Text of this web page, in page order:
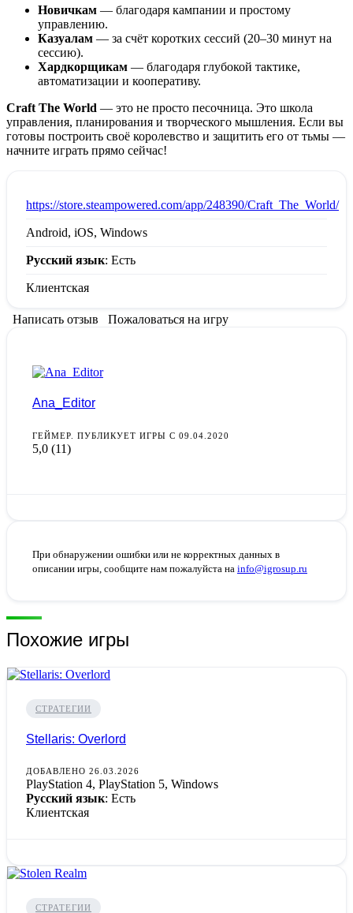
Новичкам — благодаря кампании и простому
управлению.
Казуалам — за счёт коротких сессий (20–30 минут на
сессию).
Хардкорщикам — благодаря глубокой тактике,
автоматизации и кооперативу.
Craft The World — это не просто песочница. Это школа
управления, планирования и творческого мышления. Если вы
готовы построить своё королевство и защитить его от тьмы —
начните играть прямо сейчас!
https://store.steampowered.com/app/248390/Craft_The_World/
Android, iOS, Windows
Русский язык: Есть
Клиентская
Написать отзыв Пожаловаться на игру
Ana_Editor
ГЕЙМЕР. ПУБЛИКУЕТ ИГРЫ С 09.04.2020
5,0 (11)
При обнаружении ошибки или не корректных данных в
описании игры, сообщите нам пожалуйста на info@igrosup.ru
Похожие игры
СТРАТЕГИИ
Stellaris: Overlord
ДОБАВЛЕНО 26.03.2026
PlayStation 4, PlayStation 5, Windows
Русский язык: Есть
Клиентская
СТРАТЕГИИ